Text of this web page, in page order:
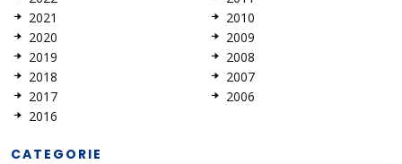
2021
2020
2019
2018
2017
2016
2010
2009
2008
2007
2006
CATEGORIE